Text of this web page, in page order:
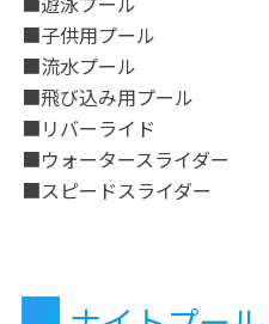
■子供用プール
■流水プール
■飛び込み用プール
■リバーライド
■ウォータースライダー
■スピードスライダー